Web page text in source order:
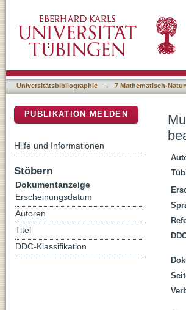
mirror
Universitätsbibliographie → 7 Mathematisch-
PUBLIKATION MELDEN
Hilfe und Informationen
Stöbern
Dokumentanzeige
Erscheinungsdatum
Autoren
Titel
DDC-Klassifikation